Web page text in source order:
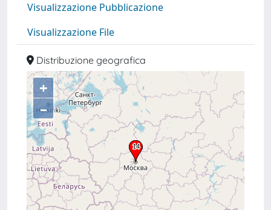
Visualizzazione Pubblicazione
Visualizzazione File
Distribuzione geografica
+
–